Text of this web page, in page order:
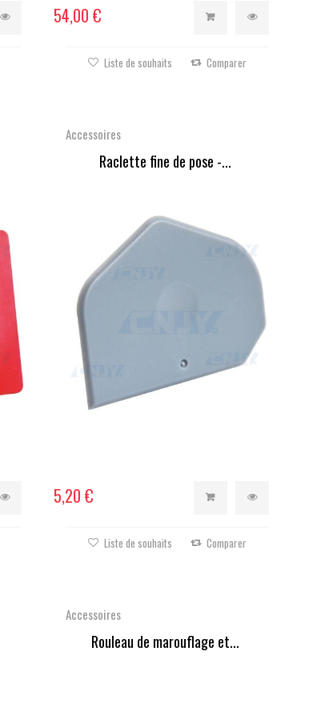
54,00 €
Liste de souhaits Comparer
Accessoires
Raclette fine de pose -...
5,20 €
Liste de souhaits Comparer
Accessoires
Rouleau de marouflage et...